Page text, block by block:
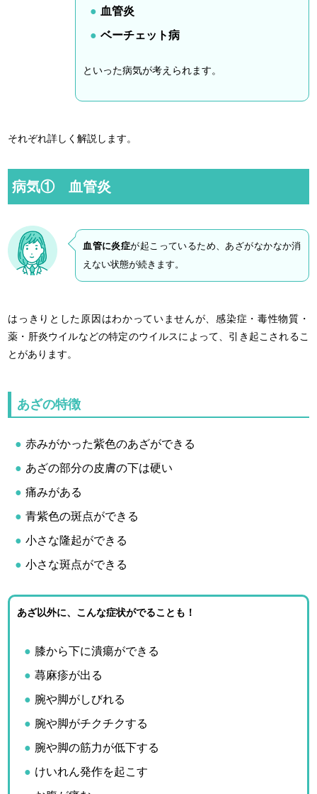
血管炎
ベーチェット病
といった病気が考えられます。
それぞれ詳しく解説します。
病気① 血管炎
血管に炎症が起こっているため、あざがなかなか消
えない状態が続きます。
はっきりとした原因はわかっていませんが、感染症・毒性物質・
薬・肝炎ウイルなどの特定のウイルスによって、引き起こされるこ
とがあります。
あざの特徴
赤みがかった紫色のあざができる
あざの部分の皮膚の下は硬い
痛みがある
青紫色の斑点ができる
小さな隆起ができる
小さな斑点ができる
あざ以外に、こんな症状がでることも！
膝から下に潰瘍ができる
蕁麻疹が出る
腕や脚がしびれる
腕や脚がチクチクする
腕や脚の筋力が低下する
けいれん発作を起こす